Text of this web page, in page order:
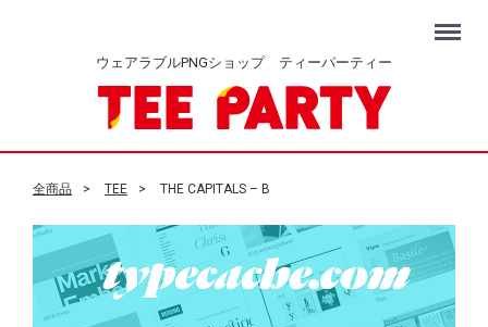
ウェアラブルPNGショップ ティーパーティー
Menu
全商品 TEE THE CAPITALS – B